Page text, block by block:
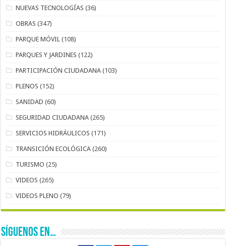
NUEVAS TECNOLOGÍAS (36)
OBRAS (347)
PARQUE MÓVIL (108)
PARQUES Y JARDINES (122)
PARTICIPACIÓN CIUDADANA (103)
PLENOS (152)
SANIDAD (60)
SEGURIDAD CIUDADANA (265)
SERVICIOS HIDRÁULICOS (171)
TRANSICIÓN ECOLÓGICA (260)
TURISMO (25)
VIDEOS (265)
VIDEOS PLENO (79)
SÍGUENOS EN…